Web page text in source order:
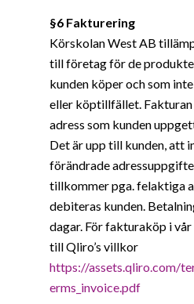
§6 Fakturering
Körskolan West AB
till företag för de
kunden köper och som
eller köptillfället.
adress som kunden
Det är upp till kunden, att
förändrade
tillkommer pga. felaktiga
debiteras kunden.
dagar. För fakturaköp i vår
till Qliro’s villkor
https://assets.qliro.com/
erms_invoice.pdf